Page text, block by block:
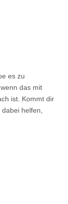
es zu
das mit
ist. Kommt dir
helfen,